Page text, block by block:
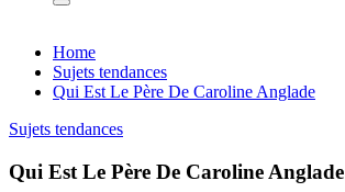
Home
Sujets tendances
Qui Est Le Père De Caroline Anglade
Sujets tendances
Qui Est Le Père De Caroline Anglade